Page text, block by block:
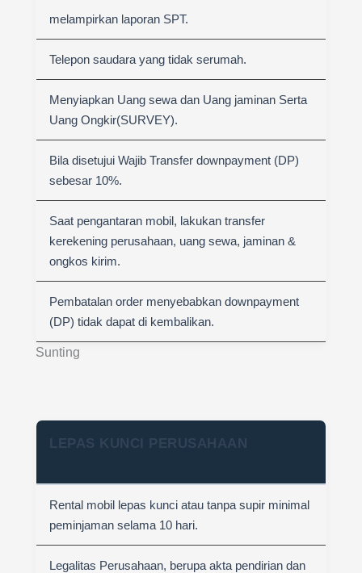
Sunting
melampirkan laporan SPT.
Telepon saudara yang tidak serumah.
Menyiapkan Uang sewa dan Uang jaminan Serta
Uang Ongkir(SURVEY).
Bila disetujui Wajib Transfer downpayment (DP)
sebesar 10%.
Saat pengantaran mobil, lakukan transfer
kerekening perusahaan, uang sewa, jaminan &
ongkos kirim.
Pembatalan order menyebabkan downpayment
(DP) tidak dapat di kembalikan.
LEPAS KUNCI PERUSAHAAN
Rental mobil lepas kunci atau tanpa supir minimal
peminjaman selama 10 hari.
Legalitas Perusahaan, berupa akta pendirian dan